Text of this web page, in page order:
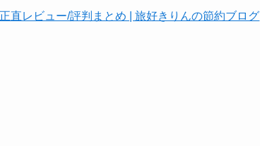
直レビュー/評判まとめ | 旅好きりんの節約ブログ